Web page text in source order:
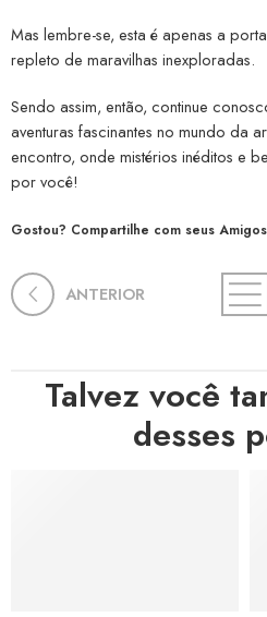
Mas lembre-se, esta é apenas a
repleto de maravilhas inexploradas.
Sendo assim, então, continue
aventuras fascinantes no mundo da
encontro, onde mistérios inéditos e
por você!
Gostou? Compartilhe com seus
ANTERIOR
Talvez você
desses